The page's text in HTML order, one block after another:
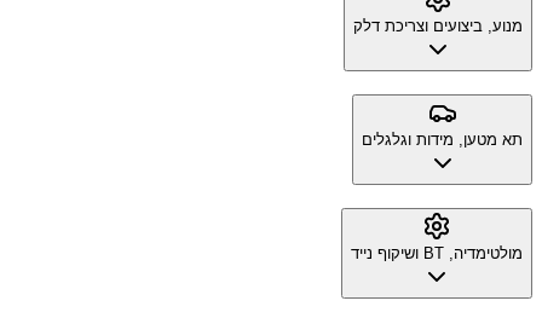
מנוע, ביצועים וצריכת דלק
תא מטען, מידות וגלגלים
מולטימדיה, BT ושיקוף נייד